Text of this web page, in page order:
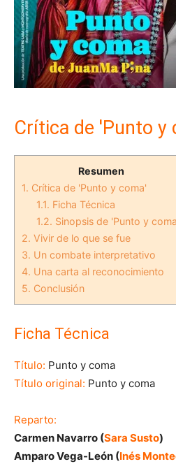
Crítica de 'Punto y
Resumen
1. Crítica de 'Punto y coma'
1.1. Ficha Técnica
1.2. Sinopsis de 'Punto y
2. Vivir de lo que se fue
3. Un combate interpretativo
4. Una carta al reconocimiento
5. Conclusión
Ficha Técnica
Título: Punto y coma
Título original: Punto y coma
Reparto:
Carmen Navarro (Sara Susto)
Amparo Vega-León (Inés